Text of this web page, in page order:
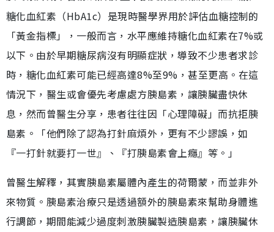
糖化血紅素（HbA1c）是現時醫學界用於評估血糖控制的
「黃金指標」，一般而言，水平應維持糖化血紅素在7%或
以下。由於早期糖尿病沒有明顯症狀，導致不少患者求診
時，糖化血紅素可能已經高達8%至9%，甚至更高。在這
情況下，醫生或會優先考慮處方胰島素，讓胰臟盡快休
息，然而曾醫生分享，患者往往因「心理障礙」而抗拒胰
島素。「他們除了認為打針麻煩外，更有不少謬誤，如
『一打針就要打一世』、『打胰島素會上癮』等。」
曾醫生解釋，其實胰島素屬體內產生的荷爾蒙，而並非外
來物質。胰島素治療只是透過額外的胰島素來幫助身體進
行調節，期間能減少過度刺激胰臟製造胰島素，讓胰臟休